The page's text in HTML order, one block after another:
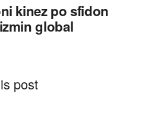
kinez po sfidon
global
post